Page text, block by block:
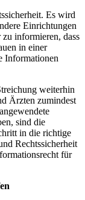
Es wird
Einrichtungen
informieren, dass
in einer
Informationen
weiterhin
Ärzten zumindest
sind die
in die richtige
Rechtssicherheit
für